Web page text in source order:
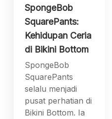
SpongeBob
SquarePants:
Kehidupan Ceria
di Bikini Bottom
SpongeBob
SquarePants
selalu menjadi
pusat perhatian di
Bikini Bottom. Ia